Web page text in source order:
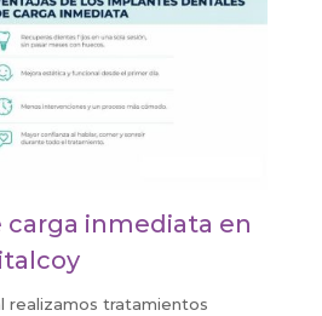
inmediata en
realizamos tratamientos